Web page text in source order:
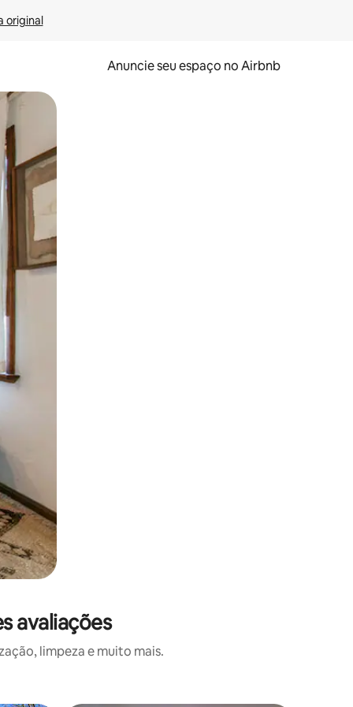
original
Anuncie seu espaço no Airbnb
o dedo na tela.
avaliações
limpeza e muito mais.